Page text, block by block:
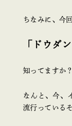
ちなみに、今
「ドウダ
知ってますか？
なんと、今、
流行っている